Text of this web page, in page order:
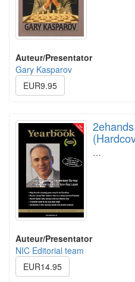
Auteur/Presentator
Gary Kasparov
EUR9.95
…
Auteur/Presentator
NIC Editorial team
EUR14.95